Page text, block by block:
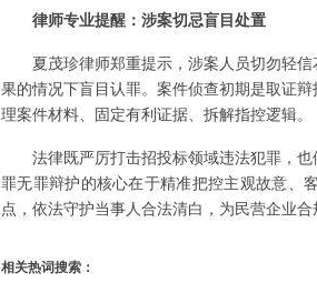
律师专业提醒：涉案切忌盲目处置
夏茂珍律师郑重提示，涉案人员切勿轻信
果的情况下盲目认罪。案件侦查初期是取证
理案件材料、固定有利证据、拆解指控逻辑。
法律既严厉打击招投标领域违法犯罪，也
罪无罪辩护的核心在于精准把控主观故意、
点，依法守护当事人合法清白，为民营企业合
相关热词搜索：